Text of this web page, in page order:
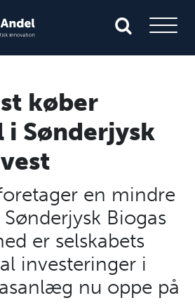
køber
i Sønderjysk
en mindre
Biogas
er selskabets
investeringer i
nu oppe på